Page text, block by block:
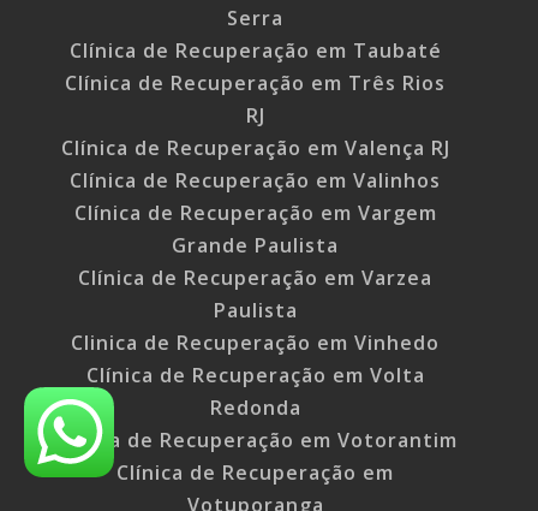
Serra
Clínica de Recuperação em Taubaté
Clínica de Recuperação em Três Rios
RJ
Clínica de Recuperação em Valença RJ
Clínica de Recuperação em Valinhos
Clínica de Recuperação em Vargem
Grande Paulista
Clínica de Recuperação em Varzea
Paulista
Clinica de Recuperação em Vinhedo
Clínica de Recuperação em Volta
Redonda
Clínica de Recuperação em Votorantim
Clínica de Recuperação em
Votuporanga